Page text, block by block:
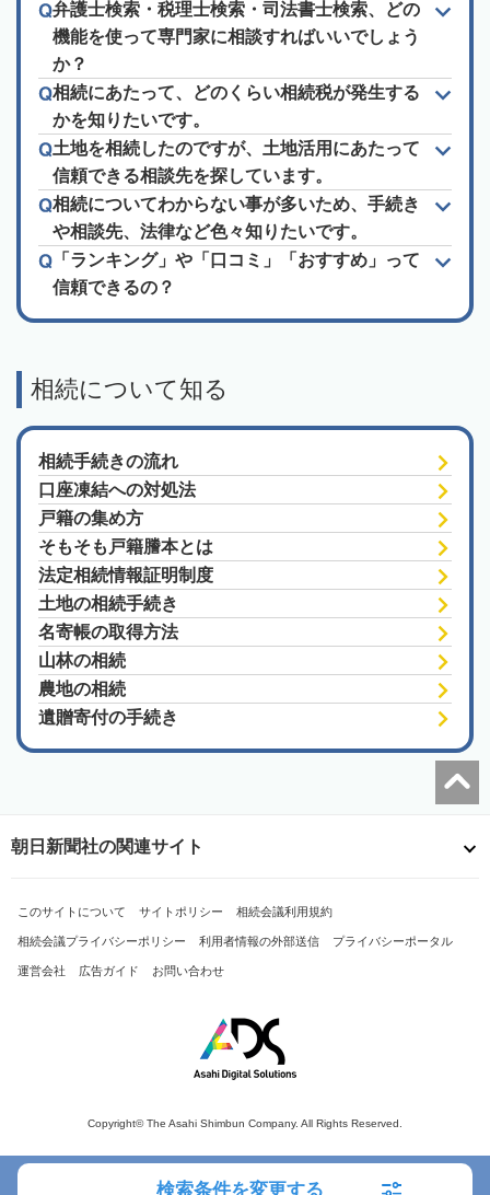
弁護士検索・税理士検索・司法書士検索、どの
機能を使って専門家に相談すればいいでしょう
か？
相続にあたって、どのくらい相続税が発生する
かを知りたいです。
土地を相続したのですが、土地活用にあたって
信頼できる相談先を探しています。
相続についてわからない事が多いため、手続き
や相談先、法律など色々知りたいです。
「ランキング」や「口コミ」「おすすめ」って
信頼できるの？
相続について知る
相続手続きの流れ
口座凍結への対処法
戸籍の集め方
そもそも戸籍謄本とは
法定相続情報証明制度
土地の相続手続き
名寄帳の取得方法
山林の相続
農地の相続
遺贈寄付の手続き
検索条件を変更する
朝日新聞社の関連サイト
このサイトについて サイトポリシー 相続会議利用規約
相続会議プライバシーポリシー 利用者情報の外部送信 プライバシーポータル
運営会社 広告ガイド お問い合わせ
Copyright© The Asahi Shimbun Company. All Rights Reserved.